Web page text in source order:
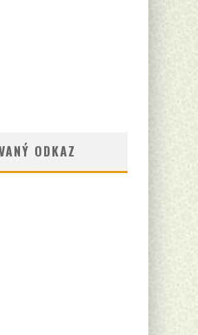
ODKAZ